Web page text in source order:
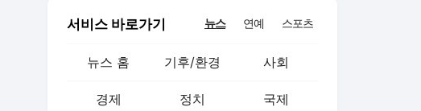
서비스 바로가기 뉴스 연예 스포츠
뉴스 홈 기후/환경 사회
경제 정치 국제